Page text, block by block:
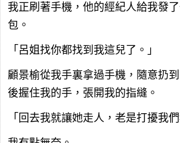
我正刷著手機，他的經紀人給我發
包。
「呂姐找你都找到我這兒了。」
顧景榆從我手裏拿過手機，隨意扔
後握住我的手，張開我的指縫。
「回去我就讓她走人，老是打擾我們